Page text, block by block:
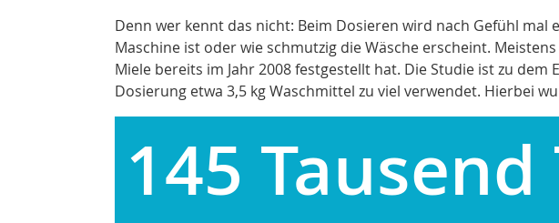
Denn wer kennt das nicht: Beim Dosieren wird nach Gefühl
Maschine ist oder wie schmutzig die Wäsche erscheint.
Miele bereits im Jahr 2008 festgestellt hat. Die Studie ist zu dem
Dosierung etwa 3,5 kg Waschmittel zu viel verwendet. Hierbei
145